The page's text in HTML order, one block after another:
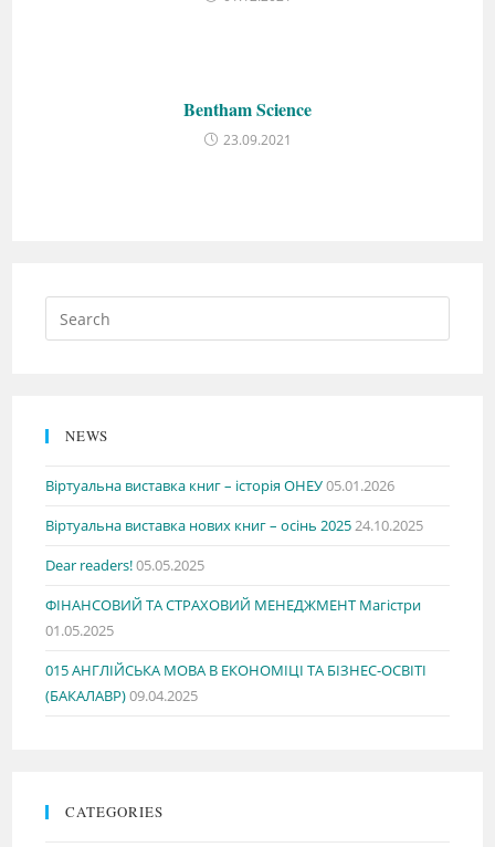
Bentham Science
23.09.2021
NEWS
Віртуальна виставка книг – історія ОНЕУ05.01.2026
Віртуальна виставка нових книг – осінь 202524.10.2025
Dear readers!05.05.2025
ФІНАНСОВИЙ ТА СТРАХОВИЙ МЕНЕДЖМЕНТ Магістри
01.05.2025
015 АНГЛІЙСЬКА МОВА В ЕКОНОМІЦІ ТА БІЗНЕС-ОСВІТІ
(БАКАЛАВР)09.04.2025
CATEGORIES